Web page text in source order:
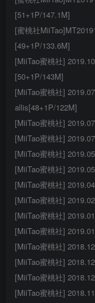
[51+1P/147.1M]
[蜜桃社
[49+1P/133.6M]
[MiiTao蜜桃社]
[50+1P/143M]
[MiiTao蜜桃社]
allis[48+1P/122M]
[MiiTao蜜桃社]
[MiiTao蜜桃社]
[MiiTao蜜桃社]
[MiiTao蜜桃社]
[MiiTao蜜桃社]
[MiiTao蜜桃社]
[MiiTao蜜桃社]
[MiiTao蜜桃社]
[MiiTao蜜桃社]
[MiiTao蜜桃社]
[MiiTao蜜桃社]
[MiiTao蜜桃社]